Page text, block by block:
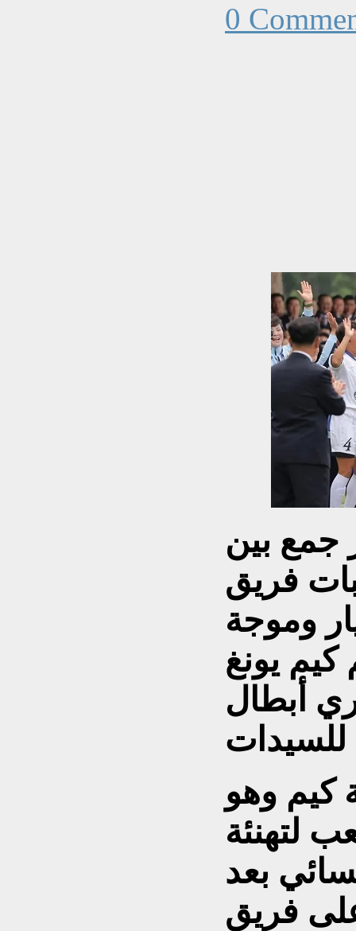
0
جمع بين
فريق
وموجة
كيم يونغ
أبطال
كيم وهو
لتهنئة
بعد
فريق